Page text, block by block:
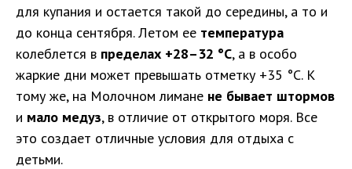
для купания и остается такой до середины, а то и
до конца сентября. Летом ее температура
колеблется в пределах +28–32 °C, а в особо
жаркие дни может превышать отметку +35 °C. К
тому же, на Молочном лимане не бывает штормов
и мало медуз, в отличие от открытого моря. Все
это создает отличные условия для отдыха с
детьми.